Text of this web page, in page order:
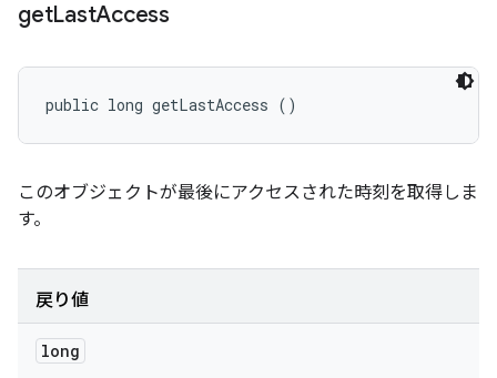
getLastAccess
public long getLastAccess ()
このオブジェクトが最後にアクセスされた時刻を取得しま
す。
戻り値
long